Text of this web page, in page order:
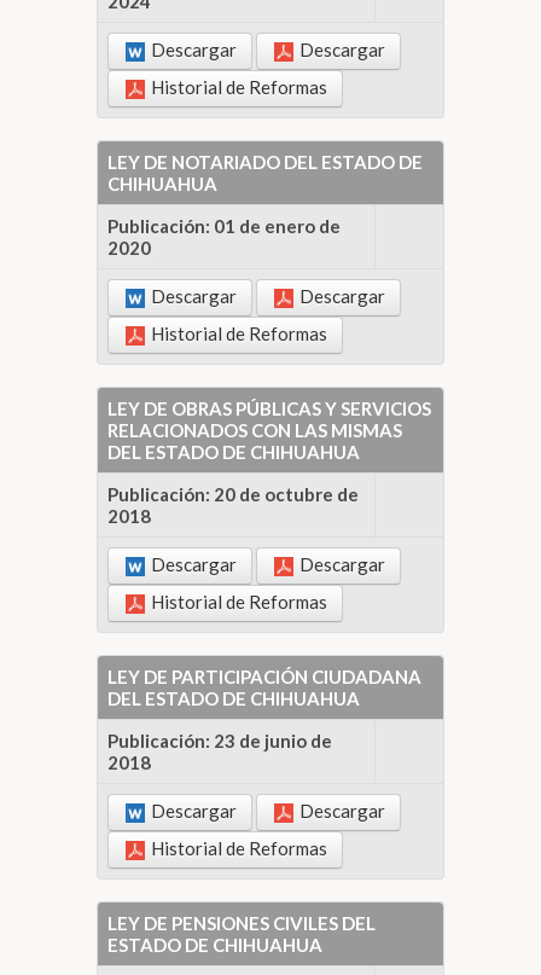
Descargar
Descargar
Historial de Reformas
LEY DE NOTARIADO DEL ESTADO DE
CHIHUAHUA
Publicación: 01 de enero de
2020
Descargar
Descargar
Historial de Reformas
LEY DE OBRAS PÚBLICAS Y SERVICIOS
RELACIONADOS CON LAS MISMAS
DEL ESTADO DE CHIHUAHUA
Publicación: 20 de octubre de
2018
Descargar
Descargar
Historial de Reformas
LEY DE PARTICIPACIÓN CIUDADANA
DEL ESTADO DE CHIHUAHUA
Publicación: 23 de junio de
2018
Descargar
Descargar
Historial de Reformas
LEY DE PENSIONES CIVILES DEL
ESTADO DE CHIHUAHUA